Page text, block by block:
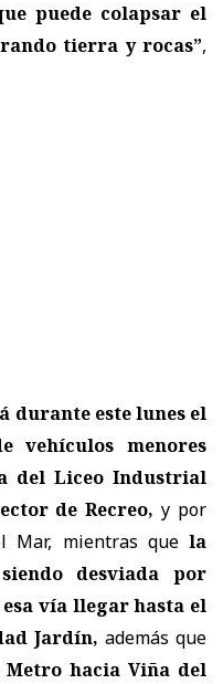
puede colapsar el
tierra y rocas”,
durante este lunes el
vehículos menores
del Liceo Industrial
de Recreo,y por
Mar, mientras quela
desviada por
vía llegar hasta el
Jardín, además que
hacia Viña del